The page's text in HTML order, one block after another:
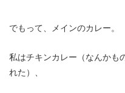
でもって、メインのカレー。
私はチキンカレー（なんかも
れた）、